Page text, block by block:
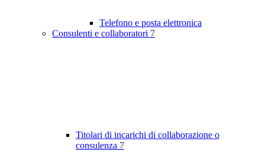
Telefono e posta elettronica
Consulenti e collaboratori 7
Titolari di incarichi di collaborazione o
consulenza 7